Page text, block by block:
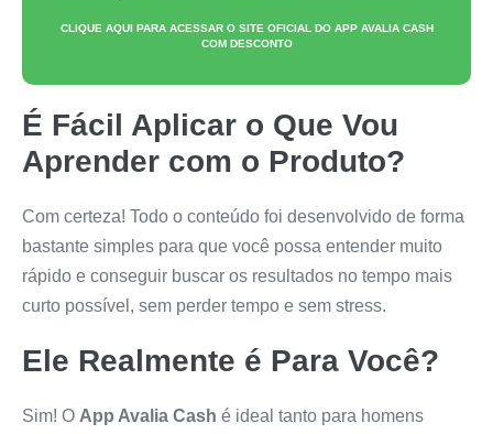
CLIQUE AQUI PARA ACESSAR O SITE OFICIAL DO APP AVALIA CASH
COM DESCONTO
É Fácil Aplicar o Que Vou
Aprender com o Produto?
Com certeza! Todo o conteúdo foi desenvolvido de forma
bastante simples para que você possa entender muito
rápido e conseguir buscar os resultados no tempo mais
curto possível, sem perder tempo e sem stress.
Ele Realmente é Para Você?
Sim! O App Avalia Cash é ideal tanto para homens